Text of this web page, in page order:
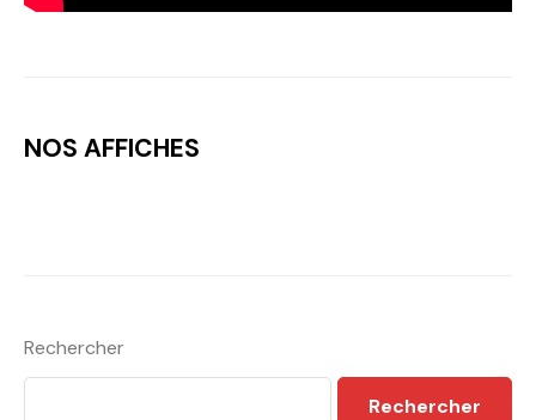
NOS AFFICHES
Rechercher
Rechercher